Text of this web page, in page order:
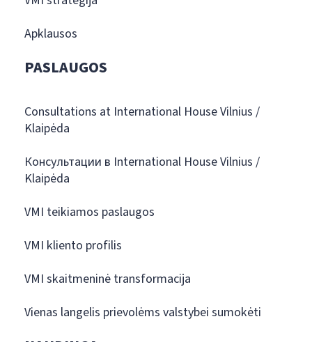
Apklausos
PASLAUGOS
Consultations at International House Vilnius /
Klaipėda
Консультации в International House Vilnius /
Klaipėda
VMI teikiamos paslaugos
VMI kliento profilis
VMI skaitmeninė transformacija
Vienas langelis prievolėms valstybei sumokėti